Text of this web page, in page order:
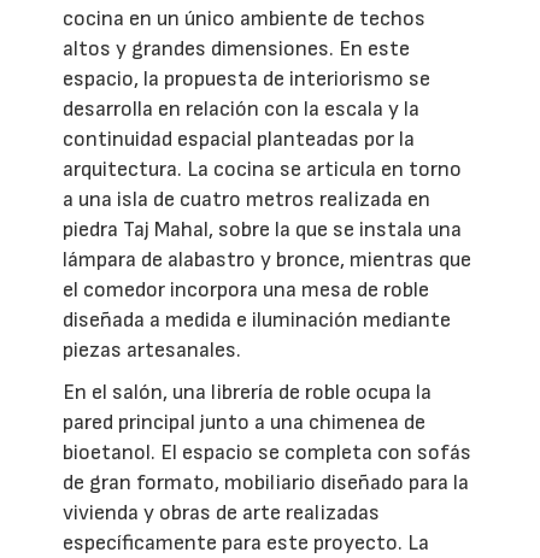
cocina en un único ambiente de techos
altos y grandes dimensiones. En este
espacio, la propuesta de interiorismo se
desarrolla en relación con la escala y la
continuidad espacial planteadas por la
arquitectura. La cocina se articula en torno
a una isla de cuatro metros realizada en
piedra Taj Mahal, sobre la que se instala una
lámpara de alabastro y bronce, mientras que
el comedor incorpora una mesa de roble
diseñada a medida e iluminación mediante
piezas artesanales.
En el salón, una librería de roble ocupa la
pared principal junto a una chimenea de
bioetanol. El espacio se completa con sofás
de gran formato, mobiliario diseñado para la
vivienda y obras de arte realizadas
específicamente para este proyecto. La